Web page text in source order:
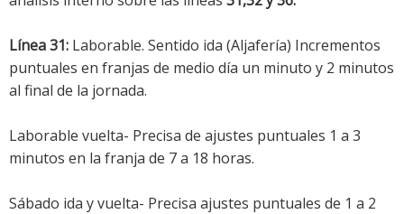
Línea 31: Laborable. Sentido ida (Aljafería) Incrementos
puntuales en franjas de medio día un minuto y 2 minutos
al final de la jornada.
Laborable vuelta- Precisa de ajustes puntuales 1 a 3
minutos en la franja de 7 a 18 horas.
Sábado ida y vuelta- Precisa ajustes puntuales de 1 a 2